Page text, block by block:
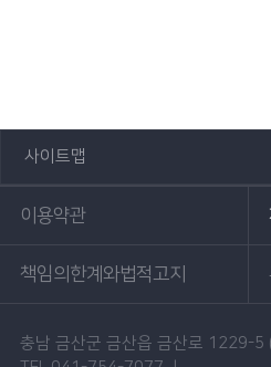
사이트맵
이용약관
책임의한계와법적고지
충남 금산군 금산읍 금산로 1229-5